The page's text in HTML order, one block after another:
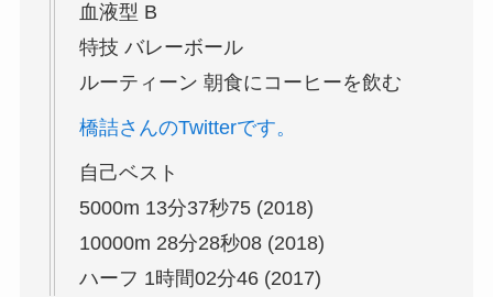
血液型 B
特技 バレーボール
ルーティーン 朝食にコーヒーを飲む
橋詰さんのTwitterです。
自己ベスト
5000m 13分37秒75 (2018)
10000m 28分28秒08 (2018)
ハーフ 1時間02分46 (2017)